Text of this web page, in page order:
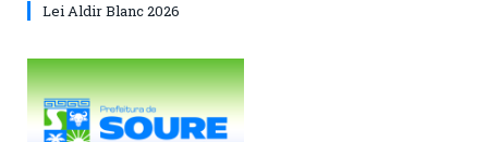
Lei Aldir Blanc 2026